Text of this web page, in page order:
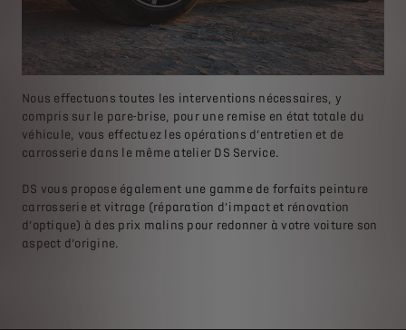
Nous effectuons toutes les interventions nécessaires, y
compris sur le pare-brise, pour une remise en état totale du
véhicule, vous effectuez les opérations d’entretien et de
carrosserie dans le même atelier DS Service.
DS vous propose également une gamme de forfaits peinture
carrosserie et vitrage (réparation d’impact et rénovation
d’optique) à des prix malins pour redonner à votre voiture son
aspect d’origine.